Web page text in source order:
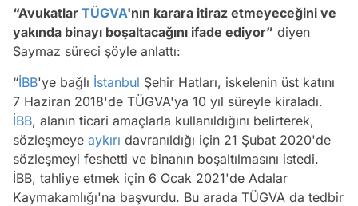
“Avukatlar TÜGVA'nın karara itiraz etmeyeceğini ve
yakında binayı boşaltacağını ifade ediyor” diyen
Saymaz süreci şöyle anlattı:
“İBB'ye bağlı İstanbul Şehir Hatları, iskelenin üst katını
7 Haziran 2018'de TÜGVA'ya 10 yıl süreyle kiraladı.
İBB, alanın ticari amaçlarla kullanıldığını belirterek,
sözleşmeye aykırı davranıldığı için 21 Şubat 2020'de
sözleşmeyi feshetti ve binanın boşaltılmasını istedi.
İBB, tahliye etmek için 6 Ocak 2021'de Adalar
Kaymakamlığı'na başvurdu. Bu arada TÜGVA da tedbir